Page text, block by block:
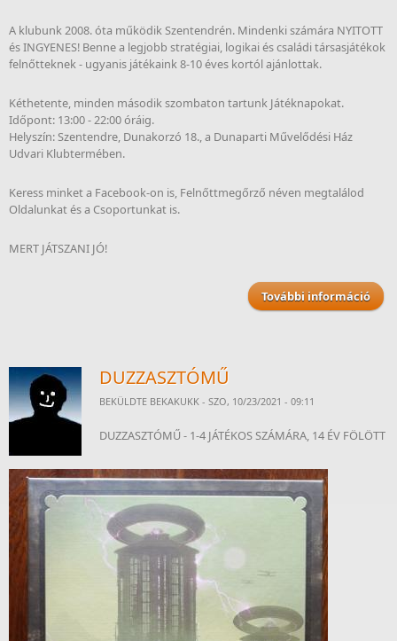
A klubunk 2008. óta működik Szentendrén. Mindenki számára NYITOTT
és INGYENES! Benne a legjobb stratégiai, logikai és családi társasjátékok
felnőtteknek - ugyanis játékaink 8-10 éves kortól ajánlottak.
Kéthetente, minden második szombaton tartunk Játéknapokat.
Időpont: 13:00 - 22:00 óráig.
Helyszín: Szentendre, Dunakorzó 18., a Dunaparti Művelődési Ház
Udvari Klubtermében.
Keress minket a Facebook-on is, Felnőttmegőrző néven megtalálod
Oldalunkat és a Csoportunkat is.
MERT JÁTSZANI JÓ!
További információ
DUZZASZTÓMŰ
BEKÜLDTE BEKAKUKK - SZO, 10/23/2021 - 09:11
DUZZASZTÓMŰ - 1-4 JÁTÉKOS SZÁMÁRA, 14 ÉV FÖLÖTT